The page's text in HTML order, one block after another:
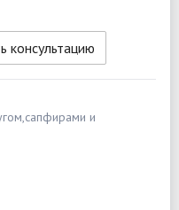
консультацию
и